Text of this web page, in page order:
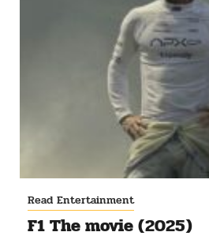
Read Entertainment
F1 The movie (2025)